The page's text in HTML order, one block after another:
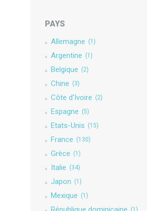
PAYS
Allemagne (1)
Argentine (1)
Belgique (2)
Chine (3)
Côte d'Ivoire (2)
Espagne (5)
Etats-Unis (15)
France (130)
Grèce (1)
Italie (34)
Japon (1)
Mexique (1)
(1)